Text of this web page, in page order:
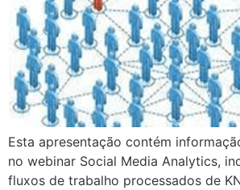
Esta apresentação contém
no webinar Social Media Analytics,
fluxos de trabalho processados de